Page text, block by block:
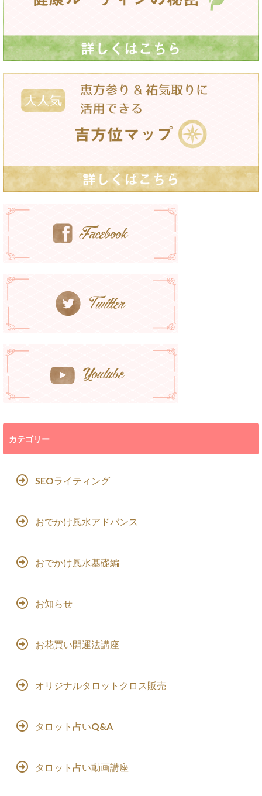
カテゴリー
SEOライティング
おでかけ風水アドバンス
おでかけ風水基礎編
お知らせ
お花買い開運法講座
オリジナルタロットクロス販売
タロット占いQ&A
タロット占い動画講座